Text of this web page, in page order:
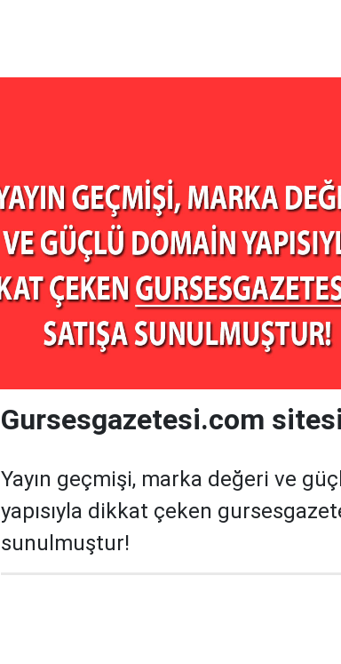
Gursesgazetesi.com sitesi
Yayın geçmişi, marka değeri ve
yapısıyla dikkat çeken
sunulmuştur!